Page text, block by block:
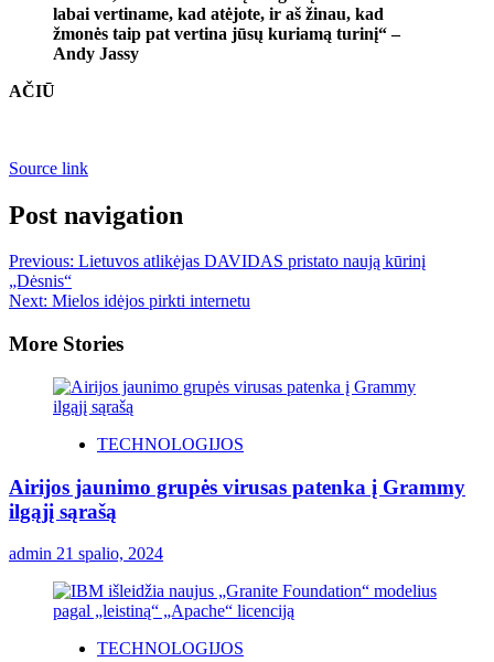
labai vertiname, kad atėjote, ir aš žinau, kad
žmonės taip pat vertina jūsų kuriamą turinį“ –
Andy Jassy
AČIŪ
Source link
Post navigation
Previous: Lietuvos atlikėjas DAVIDAS pristato naują kūrinį
„Dėsnis“
Next: Mielos idėjos pirkti internetu
More Stories
TECHNOLOGIJOS
Airijos jaunimo grupės virusas patenka į Grammy
ilgąjį sąrašą
admin 21 spalio, 2024
TECHNOLOGIJOS